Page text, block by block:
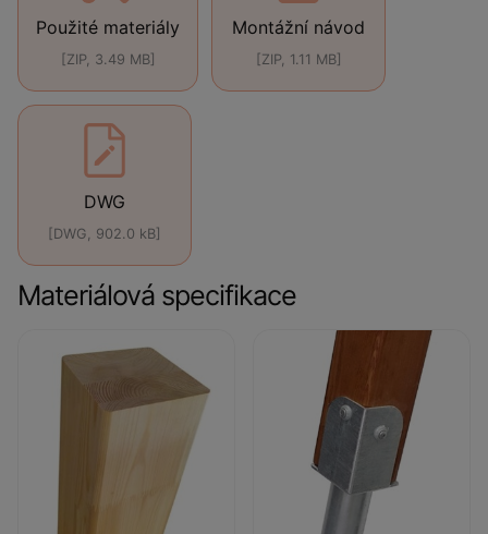
Použité materiály
[ZIP, 3.49 MB]
Montážní návod
[ZIP, 1.11 MB]
DWG
[DWG, 902.0 kB]
Materiálová specifikace